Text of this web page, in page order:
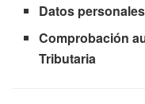
Datos
Comprobación
Tributaria